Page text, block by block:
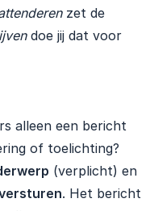
zet de
doe jij dat voor
alleen een bericht
of toelichting?
(verplicht) en
. Het bericht